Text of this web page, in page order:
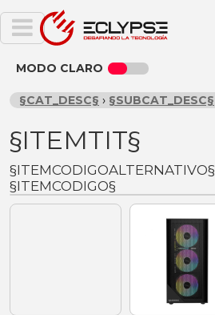
MODO CLARO
§CAT_DESC§ › §SUBCAT_DESC§
§ITEMTIT§
§ITEMCODIGOALTERNATIVO§
§ITEMCODIGO§